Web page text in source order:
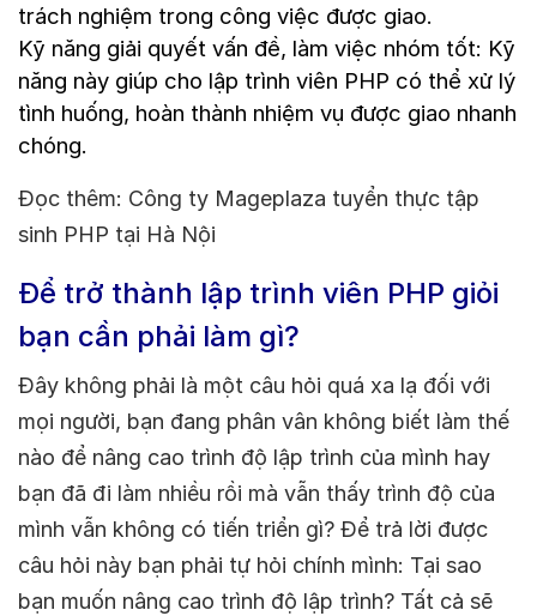
trách nghiệm trong công việc được giao.
Kỹ năng giải quyết vấn đề, làm việc nhóm tốt: Kỹ
năng này giúp cho lập trình viên PHP có thể xử lý
tình huống, hoàn thành nhiệm vụ được giao nhanh
chóng.
Đọc thêm: Công ty Mageplaza tuyển thực tập
sinh PHP tại Hà Nội
Để trở thành lập trình viên PHP giỏi
bạn cần phải làm gì?
Đây không phải là một câu hỏi quá xa lạ đối với
mọi người, bạn đang phân vân không biết làm thế
nào để nâng cao trình độ lập trình của mình hay
bạn đã đi làm nhiều rồi mà vẫn thấy trình độ của
mình vẫn không có tiến triển gì? Để trả lời được
câu hỏi này bạn phải tự hỏi chính mình: Tại sao
bạn muốn nâng cao trình độ lập trình? Tất cả sẽ